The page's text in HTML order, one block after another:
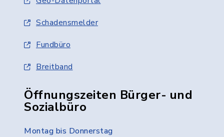
Schadensmelder
Fundbüro
Breitband
Öffnungszeiten Bürger- und
Sozialbüro
Montag bis Donnerstag